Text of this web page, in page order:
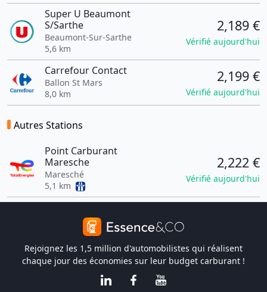
Super U Beaumont
S/Sarthe
Beaumont-Sur-Sarthe
5,6 km
2,189 €
Vérifié aujourd'hui
Carrefour Contact
Ballon St Mars
8,0 km
2,199 €
Vérifié aujourd'hui
Autres Stations
Point Carburant
Maresche
Maresché
5,1 km
2,222 €
Vérifié aujourd'hui
Rejoignez les 1,5 million d'automobilistes qui réalisent
chaque jour des économies sur leur budget carburant !